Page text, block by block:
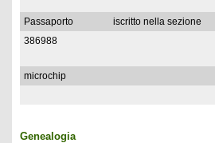
Passaporto iscritto nella sezione
386988
microchip
Genealogia